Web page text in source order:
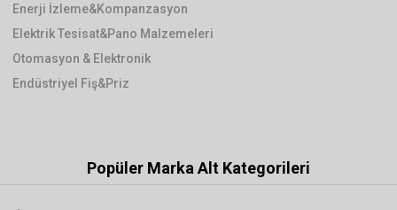
Enerji İzleme&Kompanzasyon
Elektrik Tesisat&Pano Malzemeleri
Otomasyon & Elektronik
Endüstriyel Fiş&Priz
Popüler Marka Alt Kategorileri